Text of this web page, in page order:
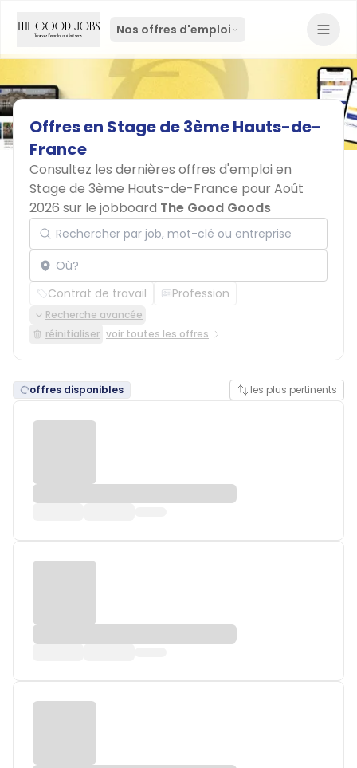
Nos offres d'emploi
Offresen Stagede3èmeHauts-de-
France
Consultez les dernières offres d'emploi en
Stage de 3ème Hauts-de-France pour Août
2026 sur le jobboard The Good Goods
Rechercher par job, mot-clé ou entreprise
Localisation
Contrat de travail Profession
Recherche avancée
réinitialiser voir toutes les offres
offres disponibles les plus pertinents